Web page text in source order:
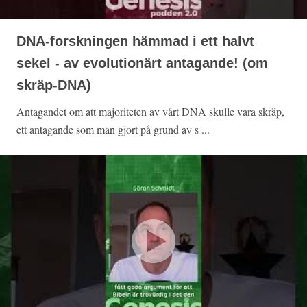
DNA-forskningen hämmad i ett halvt
sekel - av evolutionärt antagande! (om
skräp-DNA)
Antagandet om att majoriteten av vårt DNA skulle vara skräp,
ett antagande som man gjort på grund av s ...